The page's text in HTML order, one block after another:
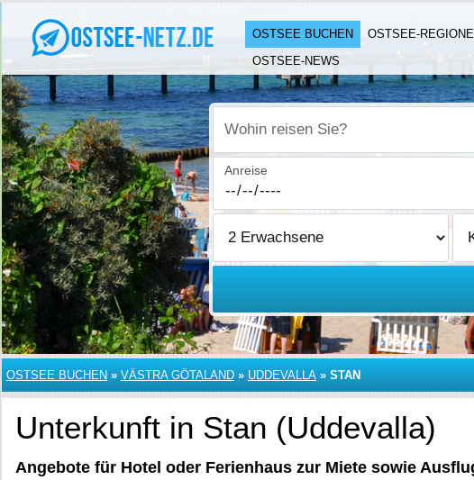
OSTSEE BUCHEN OSTSEE-
OSTSEE-NEWS
Wohin reisen Sie?
Anreise
OSTSEE BUCHEN » VÄSTRA GÖTALAND » UDDEVALLA » STAN
Unterkunft in Stan (Uddevalla)
Angebote für Hotel oder Ferienhaus zur Miete sowie